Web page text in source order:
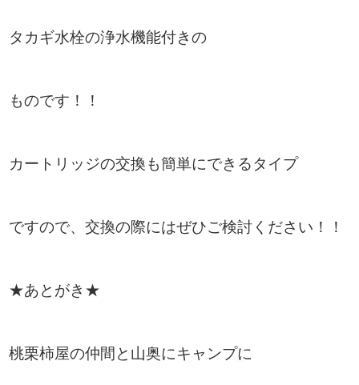
タカギ水栓の浄水機能付きの
ものです！！
カートリッジの交換も簡単にできるタイプ
ですので、交換の際にはぜひご検討ください！！
★あとがき★
桃栗柿屋の仲間と山奥にキャンプに